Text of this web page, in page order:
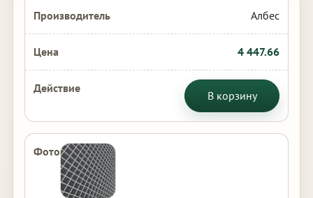
Албес
4 447.66
В корзину